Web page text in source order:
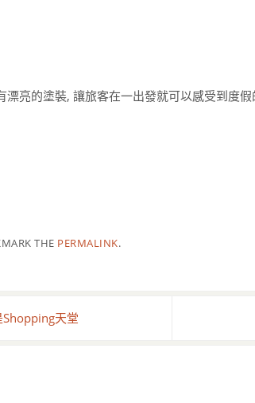
亮的塗裝, 讓旅客在一出發就可以感受到度
THE PERMALINK.
天堂